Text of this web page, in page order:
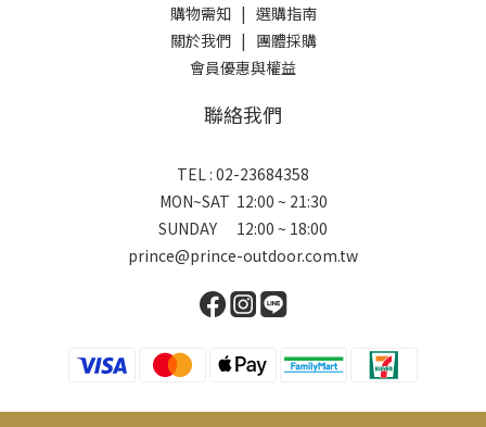
購物需知| 選購指南
關於我們| 團體採購
會員優惠與權益
聯絡我們
TEL : 02-23684358
MON~SAT 12:00 ~ 21:30
SUNDAY 12:00 ~ 18:00
prince@prince-outdoor.com.tw